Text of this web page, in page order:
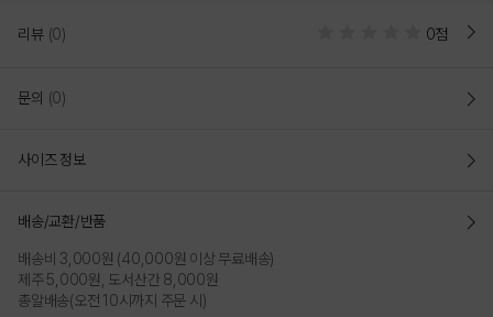
LIGHT BLUE
리뷰 (0) 0점
문의 (0)
사이즈 정보
배송/교환/반품
배송비 3,000원 (40,000원 이상 무료배송)
제주 5,000원, 도서산간 8,000원
총알배송(오전 10시까지 주문 시)